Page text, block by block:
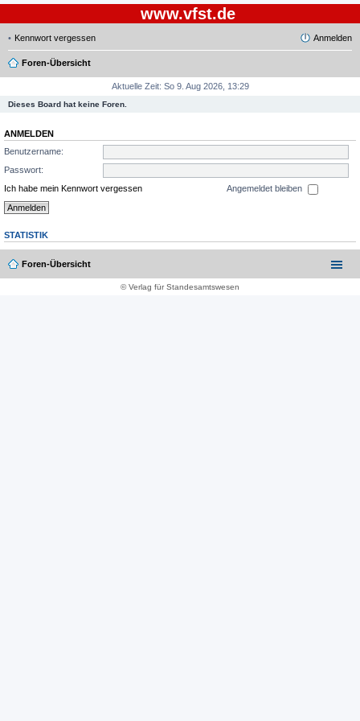
www.vfst.de
Kennwort vergessen Anmelden
Foren-Übersicht
Aktuelle Zeit: So 9. Aug 2026, 13:29
Dieses Board hat keine Foren.
ANMELDEN
Benutzername:
Passwort:
Ich habe mein Kennwort vergessen
Angemeldet bleiben
STATISTIK
Foren-Übersicht
© Verlag für Standesamtswesen